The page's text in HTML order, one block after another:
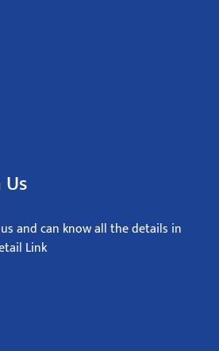
and can know all the details in
Link